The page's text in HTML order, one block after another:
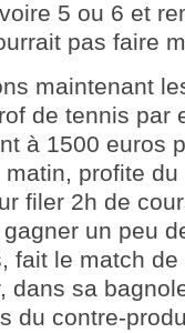
5 ou 6 et
pas faire
maintenant
de tennis par
à 1500 euros
matin, profite
filer 2h de
un peu
fait le match
dans sa
du contre-